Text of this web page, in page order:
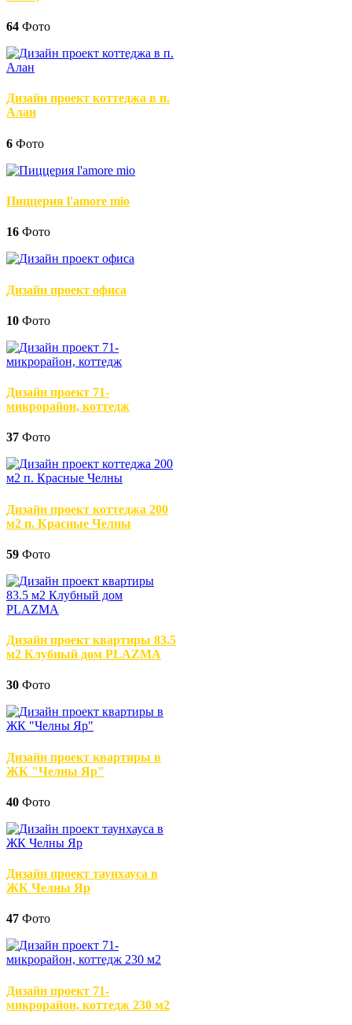
64 Фото
Дизайн проект коттеджа в п.
Алан
6 Фото
Пиццерия l'amore mio
16 Фото
Дизайн проект офиса
10 Фото
Дизайн проект 71-
микрорайон, коттедж
37 Фото
Дизайн проект коттеджа 200
м2 п. Красные Челны
59 Фото
Дизайн проект квартиры 83.5
м2 Клубный дом PLAZMA
30 Фото
Дизайн проект квартиры в
ЖК "Челны Яр"
40 Фото
Дизайн проект таунхауса в
ЖК Челны Яр
47 Фото
Дизайн проект 71-
микрорайон, коттедж 230 м2